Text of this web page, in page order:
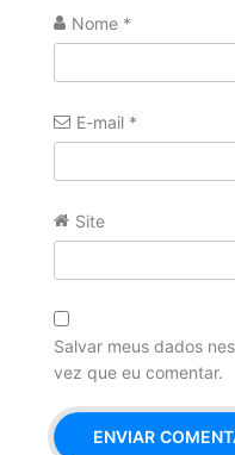
Nome *
E-mail *
Site
Salvar meus dados
vez que eu comentar.